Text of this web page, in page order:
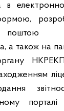
в
а також на
порталі